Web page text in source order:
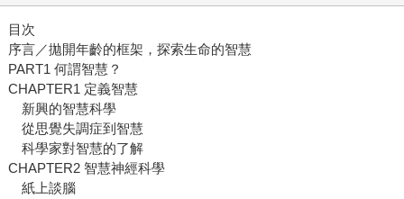
目次
序言／拋開年齡的框架，探索生命的智慧
PART1 何謂智慧？
CHAPTER1 定義智慧
新興的智慧科學
從思覺失調症到智慧
科學家對智慧的了解
CHAPTER2 智慧神經科學
紙上談腦